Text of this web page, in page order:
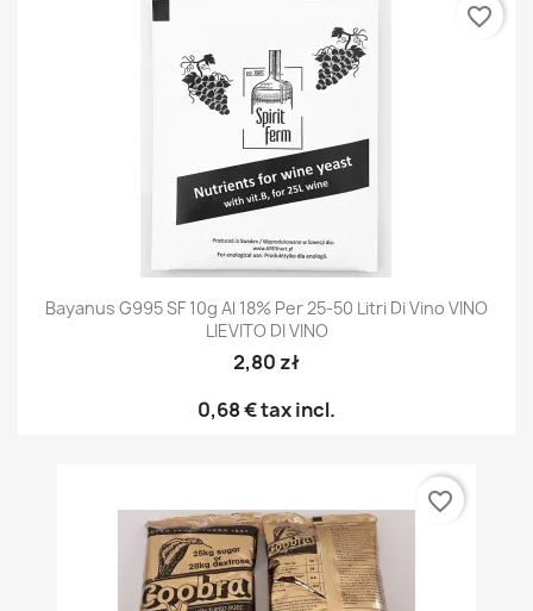
Bayanus G995 SF 10g Al 18% Per 25-50 Litri Di Vino VINO
LIEVITO DI VINO
2,80 zł
0,68 €tax incl.
favorite_border
favorite_border